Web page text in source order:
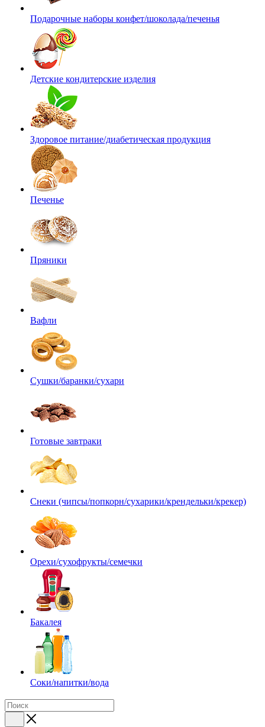
Подарочные наборы конфет/шоколада/печенья
Детские кондитерские изделия
Здоровое питание/диабетическая продукция
Печенье
Пряники
Вафли
Сушки/баранки/сухари
Готовые завтраки
Снеки (чипсы/попкорн/сухарики/крендельки/крекер)
Орехи/сухофрукты/семечки
Бакалея
Соки/напитки/вода